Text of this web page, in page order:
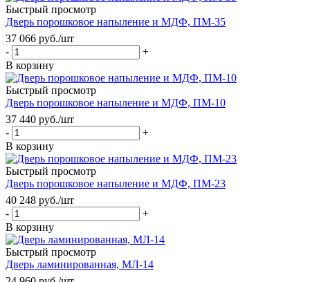
Быстрый просмотр
Дверь порошковое напыление и МДФ, ПМ-35
37 066 руб./шт
-
+
В корзину
Быстрый просмотр
Дверь порошковое напыление и МДФ, ПМ-10
37 440 руб./шт
-
+
В корзину
Быстрый просмотр
Дверь порошковое напыление и МДФ, ПМ-23
40 248 руб./шт
-
+
В корзину
Быстрый просмотр
Дверь ламинированная, МЛ-14